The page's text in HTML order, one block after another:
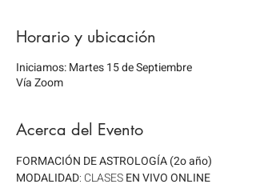
Horario y ubicación
Iniciamos: Martes 15 de Septiembre
Vía Zoom
Acerca del Evento
FORMACIÓN DE ASTROLOGÍA (2o año)
MODALIDAD: CLASES EN VIVO ONLINE